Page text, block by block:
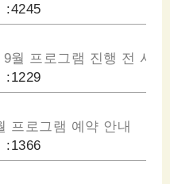
:4245
월 프로그램 진행 전 사
:1229
프로그램 예약 안내
:1366